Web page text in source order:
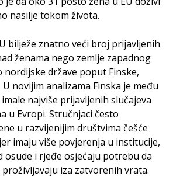
nasilje tokom života.
bilježe znatno veći broj prijavljenih
ženama nego zemlje zapadnog
nordijske države poput Finske,
U novijim analizama Finska je među
najviše prijavljenih slučajeva
u Evropi. Stručnjaci često
u razvijenijim društvima češće
imaju više povjerenja u institucije,
osude i rjeđe osjećaju potrebu da
iza zatvorenih vrata.